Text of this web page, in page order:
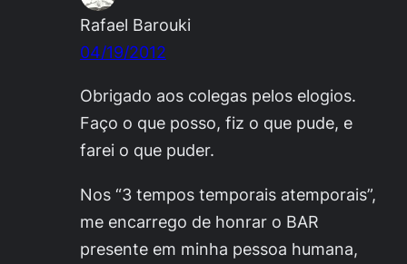
Rafael Barouki
04/19/2012
Obrigado aos colegas pelos elogios.
Faço o que posso, fiz o que pude, e
farei o que puder.
Nos “3 tempos temporais atemporais”,
me encarrego de honrar o BAR
presente em minha pessoa humana,